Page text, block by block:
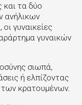
και τα δύο
ανήλικων
γυναικείες
γυναικών
σιωπά,
ή ελπίζοντας
των κρατουμένων.